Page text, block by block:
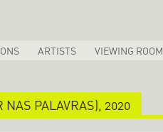
ARTISTS VIEWING ROOM
NAS PALAVRAS), 2020